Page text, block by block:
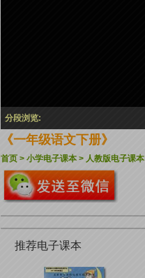
分段浏览:
《一年级语文下册》
首页 > 小学电子课本 > 人教版电子课本
推荐电子课本